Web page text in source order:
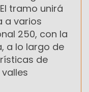
tramo unirá
a varios
250, con la
a lo largo de
de